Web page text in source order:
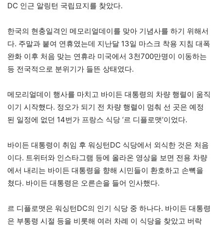
DC 인근 알링턴 국립묘지를 찾았다.
한국의 현충일격인 메모리얼데이를 맞아 기념사를 하기 위해서
다. 주말과 붙여 연휴였는데 지난달 13일 마스크 착용 지침 대폭
완화 이후 처음 맞는 연휴라 미국에서 3천700만명이 이동하는
등 전국적으로 분위기가 들뜬 상태였다.
메모리얼데이 행사를 마치고 바이든 대통령의 차량 행렬이 움직
이기 시작했다. 정오가 되기 전 차량 행렬이 멈춰 선 곳은 예정
된 일정에 없던 14번가 프랑스 식당 ‘르 디플로맷’이었다.
바이든 대통령이 취임 후 워싱턴DC 식당에서 외식한 것은 처음
이다. 트위터와 인스타그램 등에 올라온 영상을 보면 전용 차량
에서 내리는 바이든 대통령을 향해 시민들이 환호하고 손뼉을
쳤다. 바이든 대통령은 오른손을 들어 인사했다.
르 디플로맷은 워싱턴DC의 인기 식당 중 하나다. 바이든 대통령
은 부통령 시절 등을 비롯해 여러 차례 이 식당을 찾았고 버락